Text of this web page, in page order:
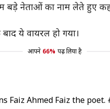
बड़े नेताओं का नाम लेते हुए
ये वायरल हो गया।
आपने 66% पढ़ लिया है
Faiz Ahmed Faiz the poet.